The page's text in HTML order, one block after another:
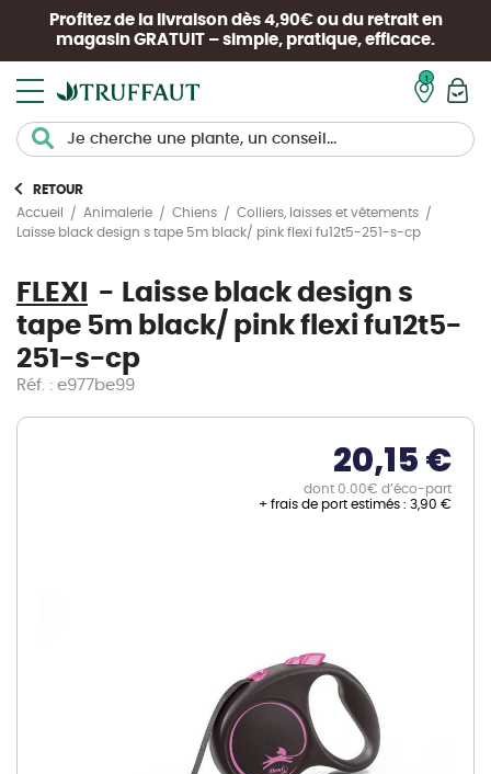
Profitez de la livraison dès 4,90€ ou du retrait en
magasin GRATUIT – simple, pratique, efficace.
RETOUR
Accueil
Animalerie Chiens
Colliers, laisses et vêtements
Laisse black design s tape 5m black/ pink flexi fu12t5-251-s-cp
FLEXI
Laisse black design s
tape 5m black/ pink flexi fu12t5-
251-s-cp
Réf. : e977be99
20,15 €
dont 0.00€ d’éco-part
+ frais de port estimés : 3,90 €